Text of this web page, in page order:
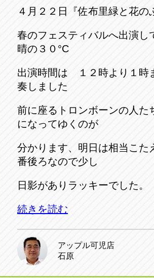
４月２２日『佐布里緑と花
春のフェスティバルへ出演し
晴の３０°C
出演時間は １２時より１
奏しました
前に座るトロンボーンの人た
になってゆくのが
分かります、明日は相当こた
番後ろなので少し
日影がありラッキーでした。
続きを読む
アップル可児店
石原